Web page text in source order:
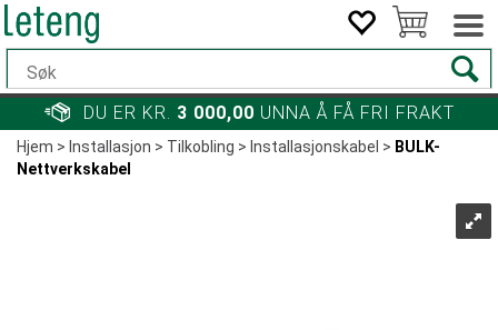
DU ER KR. 3 000,00 UNNA Å FÅ FRI FRAKT
Hjem> Installasjon>Tilkobling> Installasjonskabel > BULK-
Nettverkskabel